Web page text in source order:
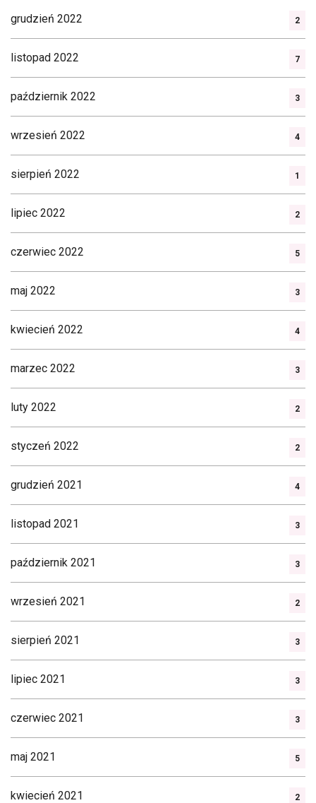
grudzień 2022 2
listopad 2022 7
październik 2022 3
wrzesień 2022 4
sierpień 2022 1
lipiec 2022 2
czerwiec 2022 5
maj 2022 3
kwiecień 2022 4
marzec 2022 3
luty 2022 2
styczeń 2022 2
grudzień 2021 4
listopad 2021 3
październik 2021 3
wrzesień 2021 2
sierpień 2021 3
lipiec 2021 3
czerwiec 2021 3
maj 2021 5
kwiecień 2021 2